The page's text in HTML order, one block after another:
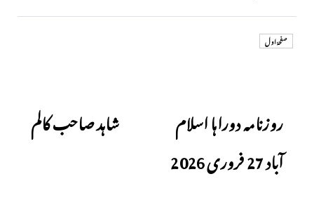
صفحۂ اول
روزنامہ دوراہا اسلام
آباد 27 فروری 2026
شاہد صاحب کالم